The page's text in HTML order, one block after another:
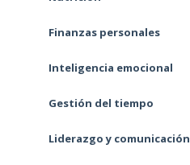
Finanzas personales
Inteligencia emocional
Gestión del tiempo
Liderazgo y comunicación